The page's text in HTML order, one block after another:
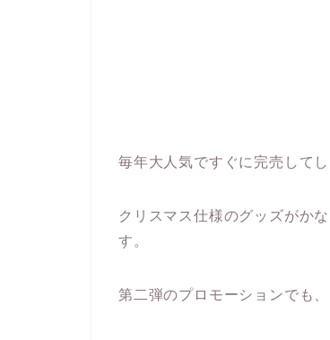
毎年大人気ですぐに完売して
クリスマス仕様のグッズがか
す。
第二弾のプロモーションでも